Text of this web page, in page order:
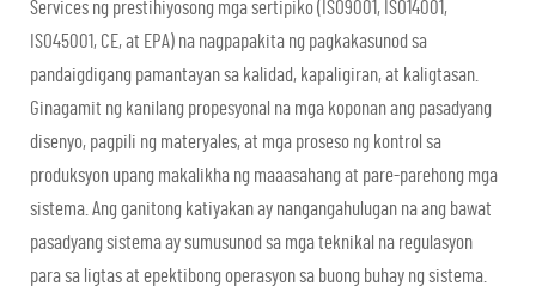
Services ng prestihiyosong mga sertipiko (ISO9001, ISO14001,
ISO45001, CE, at EPA) na nagpapakita ng pagkakasunod sa
pandaigdigang pamantayan sa kalidad, kapaligiran, at kaligtasan.
Ginagamit ng kanilang propesyonal na mga koponan ang pasadyang
disenyo, pagpili ng materyales, at mga proseso ng kontrol sa
produksyon upang makalikha ng maaasahang at pare-parehong mga
sistema. Ang ganitong katiyakan ay nangangahulugan na ang bawat
pasadyang sistema ay sumusunod sa mga teknikal na regulasyon
para sa ligtas at epektibong operasyon sa buong buhay ng sistema.